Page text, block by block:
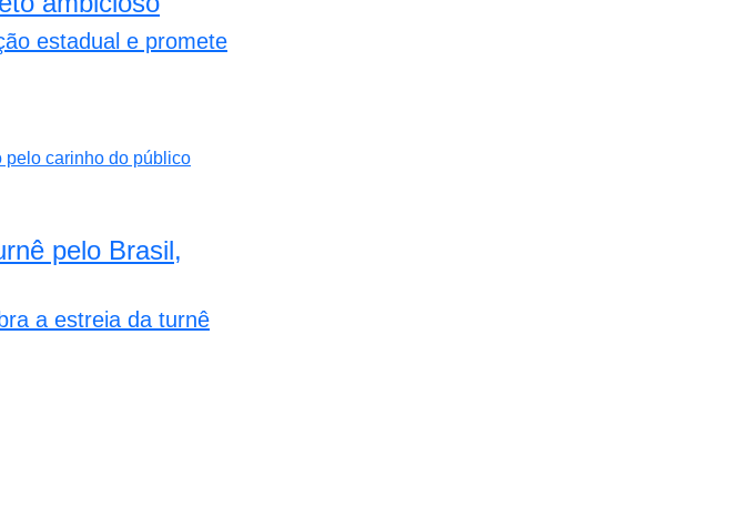
estadual e promete
pelo Brasil,
a estreia da turnê